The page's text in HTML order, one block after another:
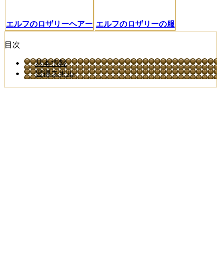
エルフのロザリーヘアー エルフのロザリーの服
目次
基本情報
習得スキル